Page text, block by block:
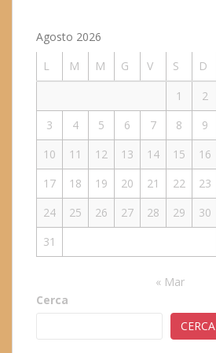
Agosto 2026
L
M M G V S
D
1
2
3
4 5 6 7 8
9
10
11 12 13 14 15
16
17
18 19 20 21 22
23
24
25 26 27 28 29
30
31
« Mar
Cerca
CERCA